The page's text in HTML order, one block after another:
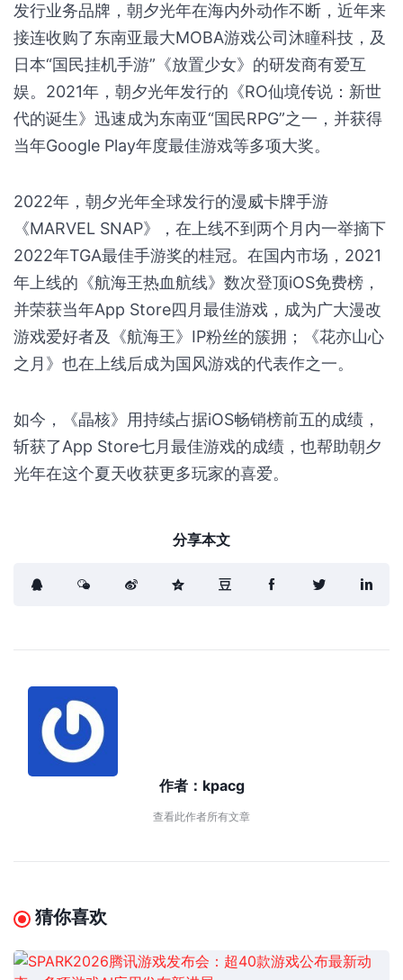
发行业务品牌，朝夕光年在海内外动作不断，近年来
接连收购了东南亚最大MOBA游戏公司沐瞳科技，及
日本“国民挂机手游”《放置少女》的研发商有爱互
娱。2021年，朝夕光年发行的《RO仙境传说：新世
代的诞生》迅速成为东南亚“国民RPG”之一，并获得
当年Google Play年度最佳游戏等多项大奖。
2022年，朝夕光年全球发行的漫威卡牌手游
《MARVEL SNAP》，在上线不到两个月内一举摘下
2022年TGA最佳手游奖的桂冠。在国内市场，2021
年上线的《航海王热血航线》数次登顶iOS免费榜，
并荣获当年App Store四月最佳游戏，成为广大漫改
游戏爱好者及《航海王》IP粉丝的簇拥；《花亦山心
之月》也在上线后成为国风游戏的代表作之一。
如今，《晶核》用持续占据iOS畅销榜前五的成绩，
斩获了App Store七月最佳游戏的成绩，也帮助朝夕
光年在这个夏天收获更多玩家的喜爱。
分享本文
作者： kpacg
查看此作者所有文章
猜你喜欢